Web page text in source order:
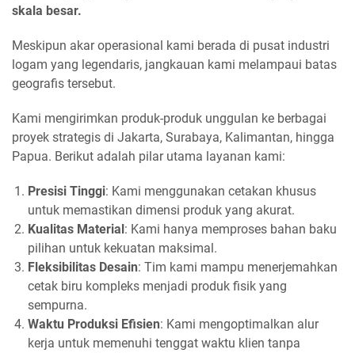
skala besar.
Meskipun akar operasional kami berada di pusat industri
logam yang legendaris, jangkauan kami melampaui batas
geografis tersebut.
Kami mengirimkan produk-produk unggulan ke berbagai
proyek strategis di Jakarta, Surabaya, Kalimantan, hingga
Papua. Berikut adalah pilar utama layanan kami:
Presisi Tinggi: Kami menggunakan cetakan khusus
untuk memastikan dimensi produk yang akurat.
Kualitas Material: Kami hanya memproses bahan baku
pilihan untuk kekuatan maksimal.
Fleksibilitas Desain: Tim kami mampu menerjemahkan
cetak biru kompleks menjadi produk fisik yang
sempurna.
Waktu Produksi Efisien: Kami mengoptimalkan alur
kerja untuk memenuhi tenggat waktu klien tanpa